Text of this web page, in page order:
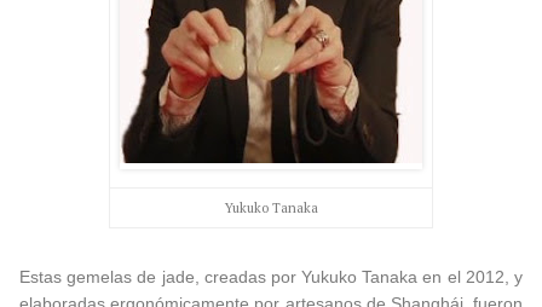
Yukuko Tanaka
Estas gemelas de jade, creadas por Yukuko Tanaka en el 2012, y